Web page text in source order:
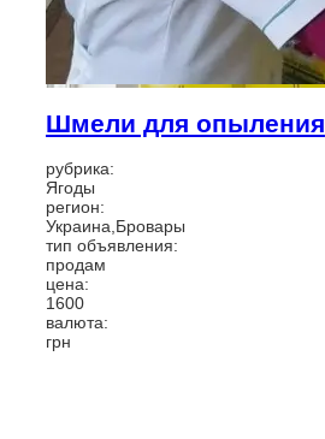
Шмели для опыления
рубрика:
Ягоды
регион:
Украина,Бровары
тип объявления:
продам
цена:
1600
валюта:
грн